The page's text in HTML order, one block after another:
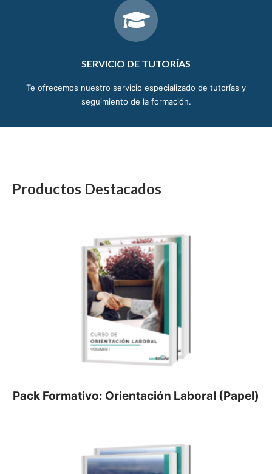
SERVICIO DE TUTORÍAS
Te ofrecemos nuestro servicio especializado de tutorías y
seguimiento de la formación.
Productos Destacados
Pack Formativo: Orientación Laboral (Papel)